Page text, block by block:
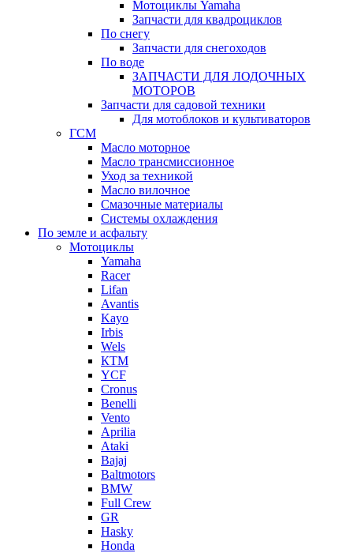
Мотоциклы Yamaha
Запчасти для квадроциклов
По снегу
Запчасти для снегоходов
По воде
ЗАПЧАСТИ ДЛЯ ЛОДОЧНЫХ
МОТОРОВ
Запчасти для садовой техники
Для мотоблоков и культиваторов
ГСМ
Масло моторное
Масло трансмиссионное
Уход за техникой
Масло вилочное
Смазочные материалы
Системы охлаждения
По земле и асфальту
Мотоциклы
Yamaha
Racer
Lifan
Avantis
Kayo
Irbis
Wels
КТМ
YCF
Cronus
Benelli
Vento
Aprilia
Ataki
Bajaj
Baltmotors
BMW
Full Crew
GR
Hasky
Honda